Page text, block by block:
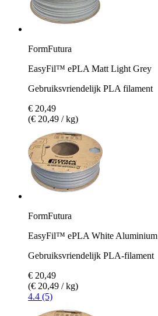
FormFutura
EasyFil™ ePLA Matt Light Grey
Gebruiksvriendelijk PLA filament
€ 20,49
(€ 20,49 / kg)
FormFutura
EasyFil™ ePLA White Aluminium
Gebruiksvriendelijk PLA-filament
€ 20,49
(€ 20,49 / kg)
4.4 (5)